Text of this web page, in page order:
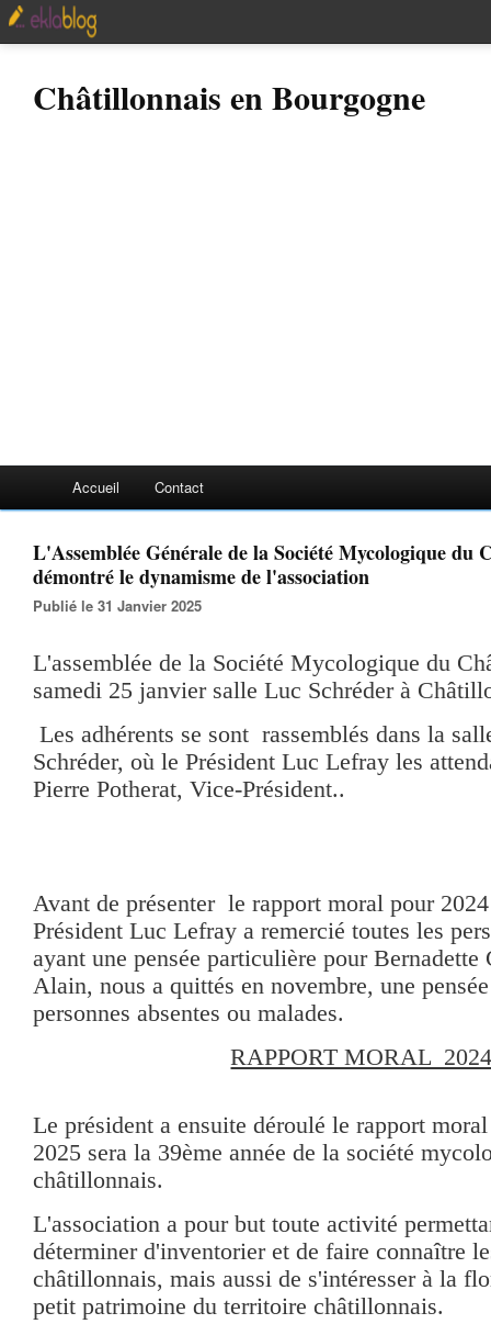
Châtillonnais en Bourgogne
Accueil Contact
L'Assemblée Générale de la Société Mycologique du
démontré le dynamisme de l'association
Publié le 31 Janvier 2025
L'assemblée de la Société Mycologique du
samedi 25 janvier salle Luc Schréder à
Les adhérents se sont rassemblés dans la
Schréder, où le Président Luc Lefray les
Pierre Potherat, Vice-Président..
Avant de présenter le rapport moral pour
Président Luc Lefray a remercié toutes les
ayant une pensée particulière pour
Alain, nous a quittés en novembre, une
personnes absentes ou malades.
RAPPORT MORAL
Le président a ensuite déroulé le rapport
2025 sera la 39ème année de la société
châtillonnais.
L'association a pour but toute activité
déterminer d'inventorier et de faire connaître
châtillonnais, mais aussi de s'intéresser à la
petit patrimoine du territoire châtillonnais.